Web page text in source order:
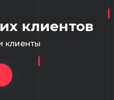
клиентов
клиенты